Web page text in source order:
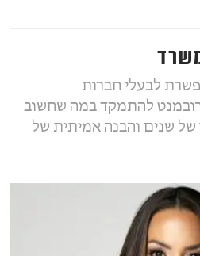
לבעלי חברות
להתמקד במה שחשוב
של שנים והבנה אמיתית של